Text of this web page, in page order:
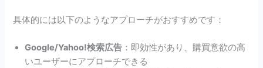
具体的には以下のようなアプローチがおすすめです：
Google/Yahoo!検索広告 ：即効性があり、購買意欲の高
いユーザーにアプローチできる